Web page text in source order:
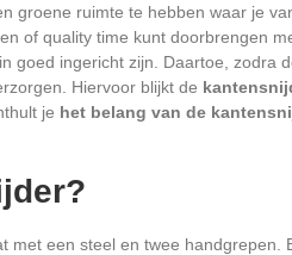
groene ruimte te hebben waar je
of quality time kunt doorbrengen
goed ingericht zijn. Daartoe, zodra
Hiervoor blijkt de
je het belang van de
met een steel en twee handgrepen.